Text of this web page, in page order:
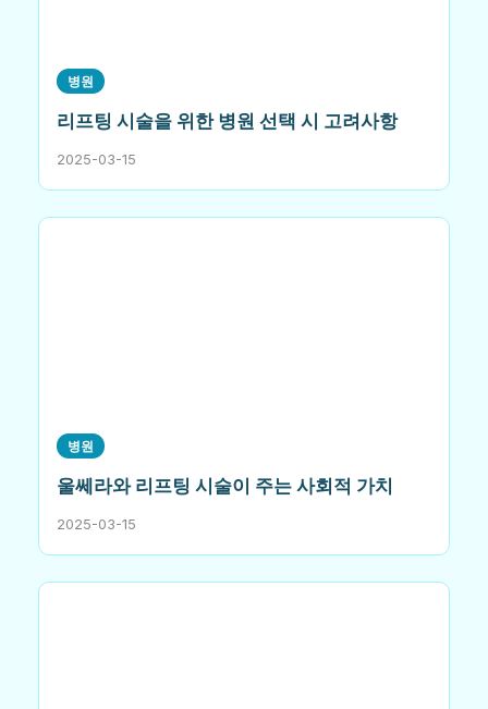
병원
리프팅 시술을 위한 병원 선택 시 고려사항
2025-03-15
병원
울쎄라와 리프팅 시술이 주는 사회적 가치
2025-03-15